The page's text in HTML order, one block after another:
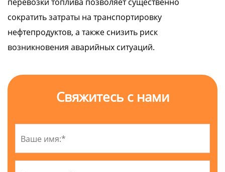
сократить затраты на транспортировку
нефтепродуктов, а также снизить риск
возникновения аварийных ситуаций.
Свяжитесь с нами